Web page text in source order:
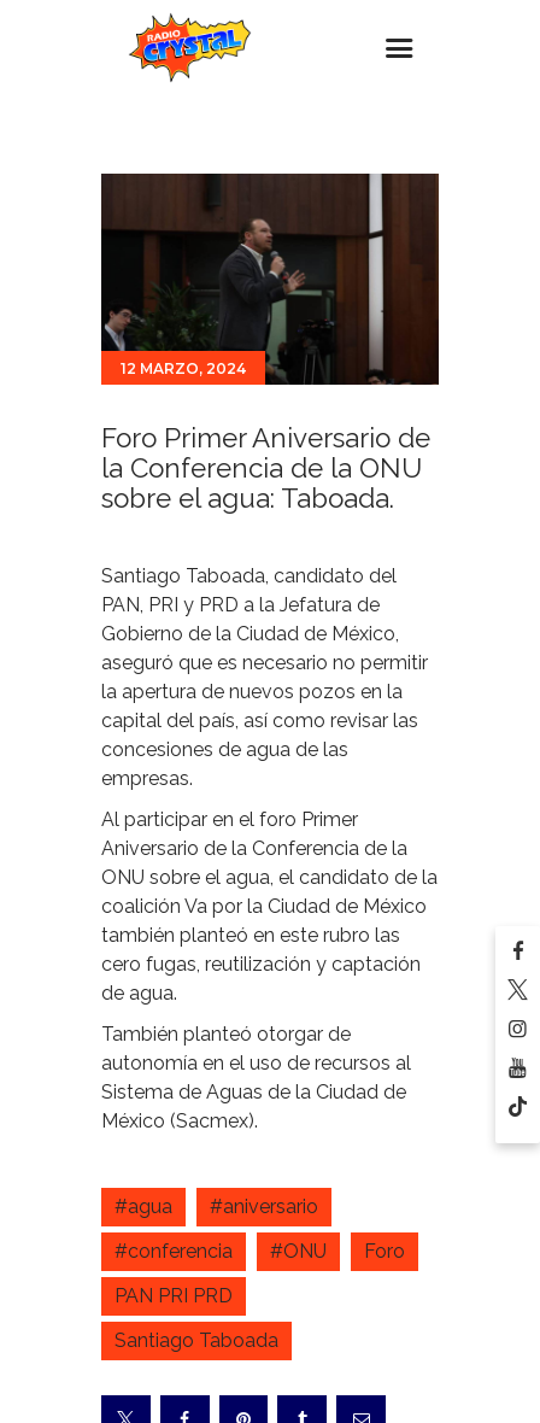
Eventos
Promociones
Noticias
Para ti
12 MARZO, 2024
Foro Primer Aniversario de
la Conferencia de la ONU
sobre el agua: Taboada.
Santiago Taboada, candidato del
PAN, PRI y PRD a la Jefatura de
Gobierno de la Ciudad de México,
aseguró que es necesario no permitir
la apertura de nuevos pozos en la
capital del país, así como revisar las
concesiones de agua de las
empresas.
Al participar en el foro Primer
Aniversario de la Conferencia de la
ONU sobre el agua, el candidato de la
coalición Va por la Ciudad de México
también planteó en este rubro las
cero fugas, reutilización y captación
de agua.
También planteó otorgar de
autonomía en el uso de recursos al
Sistema de Aguas de la Ciudad de
México (Sacmex).
#agua
#aniversario
#conferencia
#ONU
Foro
PAN PRI PRD
Santiago Taboada